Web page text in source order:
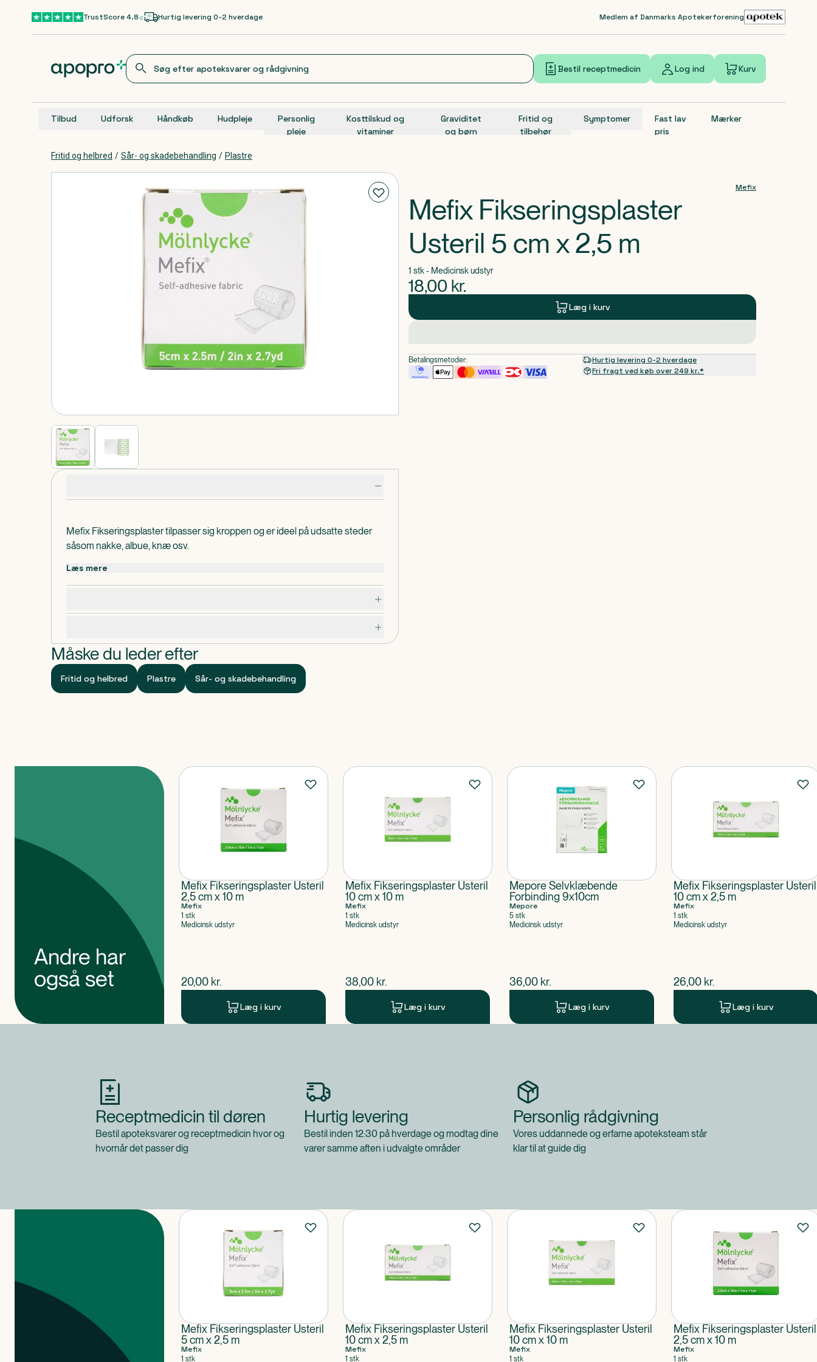
Gå til hovedindholdTrustScore 4.8 Hurtig levering 0-2 hverdage Medlem af Danmarks Apotekerforening
Bestil receptmedicin Log ind Kurv
Tilbud Udforsk Håndkøb Hudpleje
Personlig
pleje
Kosttilskud og
vitaminer
Graviditet
og børn
Fritid og
tilbehør
Symptomer
Fast lav
pris
Mærker
Fritid og helbred / Sår- og skadebehandling / Plastre
Mefix Fikseringsplaster tilpasser sig kroppen og er ideel på udsatte steder
såsom nakke, albue, knæ osv.
Læs mere
Måske du leder efter
Fritid og helbred Plastre Sår- og skadebehandling
Mefix
Mefix Fikseringsplaster
Usteril 5 cm x 2,5 m
1 stk - Medicinsk udstyr
18,00 kr.
Læg i kurv
Betalingsmetoder:
Hurtig levering 0-2 hverdage
Fri fragt ved køb over 249 kr.*
Andre har
også set
Mefix Fikseringsplaster Usteril
2,5 cm x 10 m
Mefix
1 stk
Medicinsk udstyr
$nuværende pris
20,00 kr.
Læg i kurv
Mefix Fikseringsplaster Usteril
10 cm x 10 m
Mefix
1 stk
Medicinsk udstyr
$nuværende pris
38,00 kr.
Læg i kurv
Mepore Selvklæbende
Forbinding 9x10cm
Mepore
5 stk
Medicinsk udstyr
$nuværende pris
36,00 kr.
Læg i kurv
Mefix Fikseringsplaster Usteril
10 cm x 2,5 m
Mefix
1 stk
Medicinsk udstyr
$nuværende pris
26,00 kr.
Læg i kurv
Receptmedicin til døren
Bestil apoteksvarer og receptmedicin hvor og
hvornår det passer dig
Hurtig levering
Bestil inden 12:30 på hverdage og modtag dine
varer samme aften i udvalgte områder
Personlig rådgivning
Vores uddannede og erfarne apoteksteam står
klar til at guide dig
Mefix Fikseringsplaster Usteril
5 cm x 2,5 m
Mefix
1 stk
Mefix Fikseringsplaster Usteril
10 cm x 2,5 m
Mefix
1 stk
Mefix Fikseringsplaster Usteril
10 cm x 10 m
Mefix
1 stk
Mefix Fikseringsplaster Usteril
2,5 cm x 10 m
Mefix
1 stk